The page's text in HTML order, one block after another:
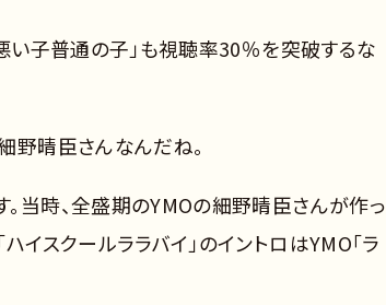
悪い子普通の子」も視聴率30％を突破するな
野晴臣さんなんだね。
。当時、全盛期のYMOの細野晴臣さんが作っ
イスクールララバイ」のイントロはYMO「ラ